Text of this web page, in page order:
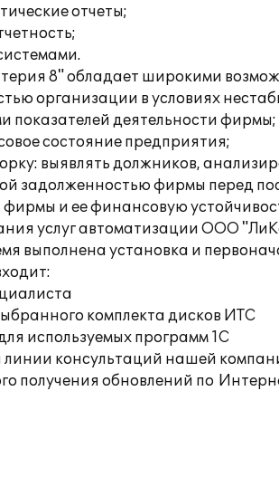
отчеты;
8" обладает широкими
организации в условиях
показателей деятельности фирмы;
состояние предприятия;
выявлять должников,
задолженностью фирмы перед
и ее финансовую
услуг автоматизации ООО
выполнена установка и
комплекта дисков ИТС
используемых программ 1С
консультаций нашей
получения обновлений по